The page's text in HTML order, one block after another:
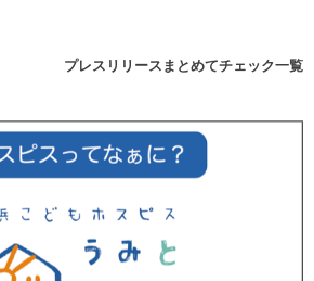
プレスリリースまとめてチェック一覧